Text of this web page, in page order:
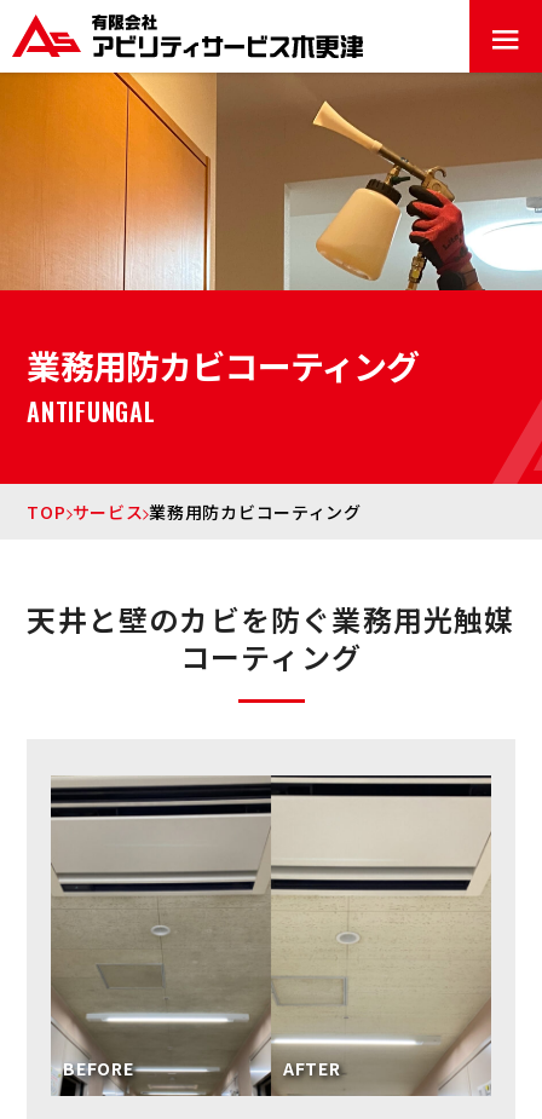
≡
業務用防カビコーティング
ANTIFUNGAL
TOP サービス 業務用防カビコーティング
天井と壁のカビを防ぐ業務用光触媒
コーティング